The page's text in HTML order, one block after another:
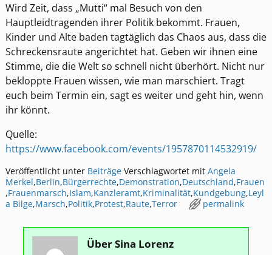
Wird Zeit, dass „Mutti“ mal Besuch von den
Hauptleidtragenden ihrer Politik bekommt. Frauen,
Kinder und Alte baden tagtäglich das Chaos aus, dass die
Schreckensraute angerichtet hat. Geben wir ihnen eine
Stimme, die die Welt so schnell nicht überhört. Nicht nur
bekloppte Frauen wissen, wie man marschiert. Tragt
euch beim Termin ein, sagt es weiter und geht hin, wenn
ihr könnt.
Quelle:
https://www.facebook.com/events/1957870114532919/
Veröffentlicht unter Beiträge Verschlagwortet mit Angela
Merkel,Berlin,Bürgerrechte,Demonstration,Deutschland,Frauen
,Frauenmarsch,Islam,Kanzleramt,Kriminalität,Kundgebung,Leyl
a Bilge,Marsch,Politik,Protest,Raute,Terror permalink
Über Sina Lorenz